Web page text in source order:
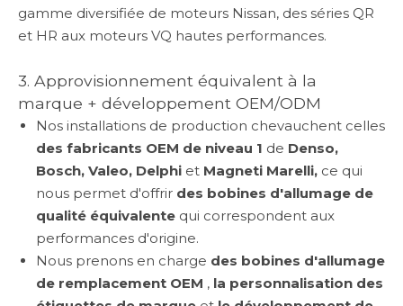
gamme diversifiée de moteurs Nissan, des séries QR
et HR aux moteurs VQ hautes performances.
3. Approvisionnement équivalent à la
marque + développement OEM/ODM
Nos installations de production chevauchent celles
des fabricants OEM de niveau 1 de Denso,
Bosch, Valeo, Delphi et Magneti Marelli, ce qui
nous permet d'offrir des bobines d'allumage de
qualité équivalente qui correspondent aux
performances d'origine.
Nous prenons en charge des bobines d'allumage
de remplacement OEM , la personnalisation des